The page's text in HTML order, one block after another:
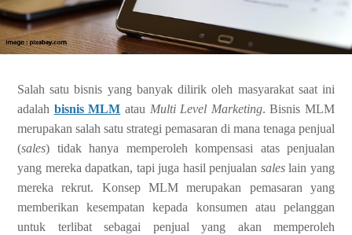
Salah satu bisnis yang banyak dilirik oleh masyarakat saat ini
adalah bisnis MLM atau Multi Level Marketing. Bisnis MLM
merupakan salah satu strategi pemasaran di mana tenaga penjual
(sales) tidak hanya memperoleh kompensasi atas penjualan
yang mereka dapatkan, tapi juga hasil penjualan saleslain yang
mereka rekrut. Konsep MLM merupakan pemasaran yang
memberikan kesempatan kepada konsumen atau pelanggan
untuk terlibat sebagai penjual yang akan memperoleh